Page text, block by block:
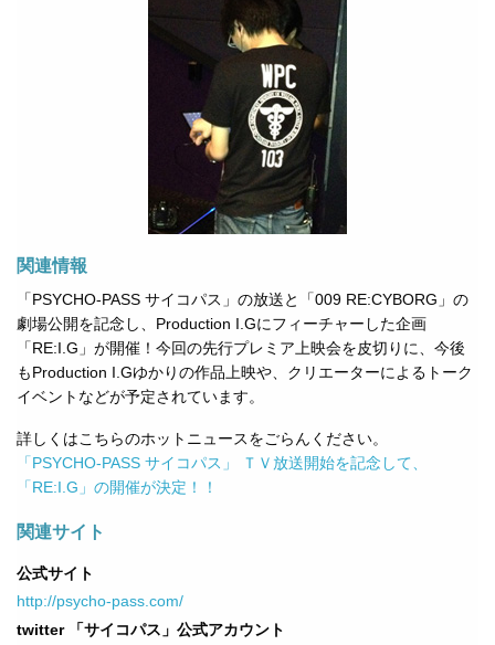
関連情報
「PSYCHO-PASS サイコパス」の放送と「009 RE:CYBORG」の
劇場公開を記念し、Production I.Gにフィーチャーした企画
「RE:I.G」が開催！今回の先行プレミア上映会を皮切りに、今後
もProduction I.Gゆかりの作品上映や、クリエーターによるトーク
イベントなどが予定されています。
詳しくはこちらのホットニュースをごらんください。
「PSYCHO-PASS サイコパス」 ＴＶ放送開始を記念して、
「RE:I.G」の開催が決定！！
関連サイト
公式サイト
http://psycho-pass.com/
twitter 「サイコパス」公式アカウント